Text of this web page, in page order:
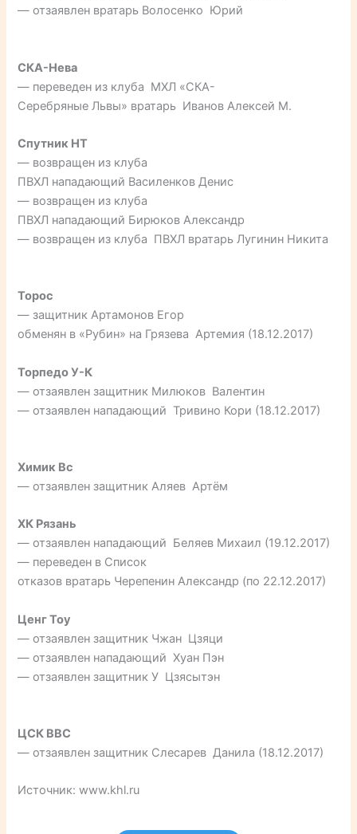
— отзаявлен вратарь Волосенко Юрий
СКА-Нева
— переведен из клуба МХЛ «СКА-
Серебряные Львы» вратарь Иванов Алексей М.
Спутник НТ
— возвращен из клуба
ПВХЛ нападающий Василенков Денис
— возвращен из клуба
ПВХЛ нападающий Бирюков Александр
— возвращен из клуба ПВХЛ вратарь Лугинин Никита
Торос
— защитник Артамонов Егор
обменян в «Рубин» на Грязева Артемия (18.12.2017)
Торпедо У-К
— отзаявлен защитник Милюков Валентин
— отзаявлен нападающий Тривино Кори (18.12.2017)
Химик Вс
— отзаявлен защитник Аляев Артём
ХК Рязань
— отзаявлен нападающий Беляев Михаил (19.12.2017)
— переведен в Список
отказов вратарь Черепенин Александр (по 22.12.2017)
Ценг Тоу
— отзаявлен защитник Чжан Цзяци
— отзаявлен нападающий Хуан Пэн
— отзаявлен защитник У Цзясытэн
ЦСК ВВС
— отзаявлен защитник Слесарев Данила (18.12.2017)
Источник: www.khl.ru